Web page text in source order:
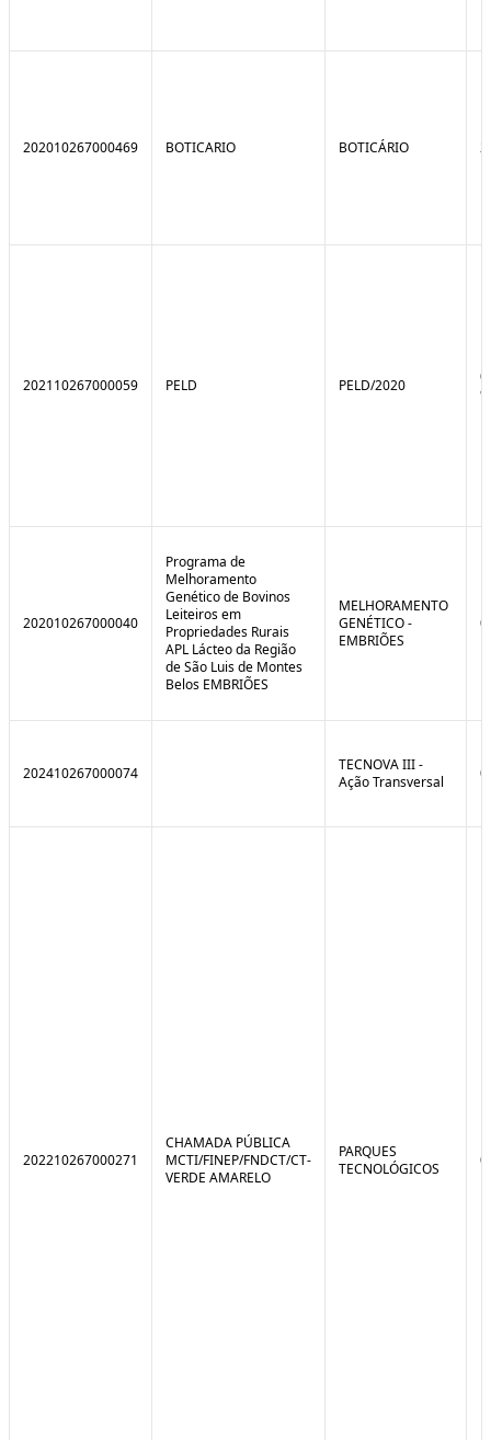
202010267000469 BOTICARIO BOTICÁRIO
202110267000059 PELD PELD/2020
202010267000040
Programa de
Melhoramento
Genético de Bovinos
Leiteiros em
Propriedades Rurais
APL Lácteo da Região
de São Luis de Montes
Belos EMBRIÕES
MELHORAMENTO
GENÉTICO -
EMBRIÕES
202410267000074
TECNOVA III -
Ação Transversal
202210267000271
CHAMADA PÚBLICA
MCTI/FINEP/FNDCT/CT-
VERDE AMARELO
PARQUES
TECNOLÓGICOS